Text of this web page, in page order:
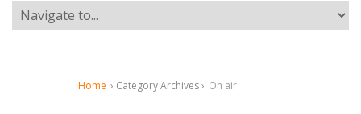
Home › Category Archives › On air